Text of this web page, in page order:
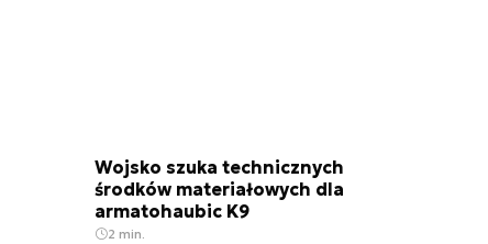
Wojsko szuka technicznych
środków materiałowych dla
armatohaubic K9
2 min.